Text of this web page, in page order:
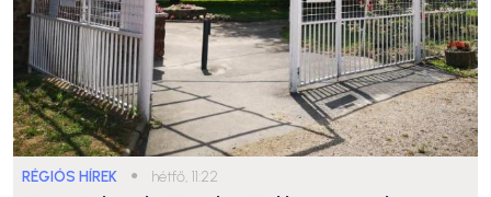
RÉGIÓS HÍREK ● hétfő, 11:22